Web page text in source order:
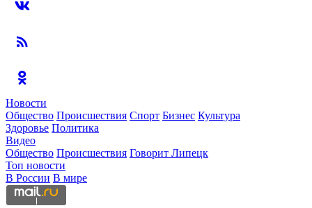
Новости
Общество Происшествия Спорт Бизнес Культура
Здоровье Политика
Видео
Общество Происшествия Говорит Липецк
Топ новости
В России В мире